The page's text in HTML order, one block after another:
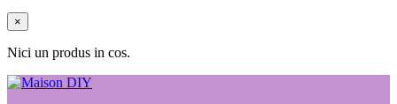
×
Nici un produs in cos.